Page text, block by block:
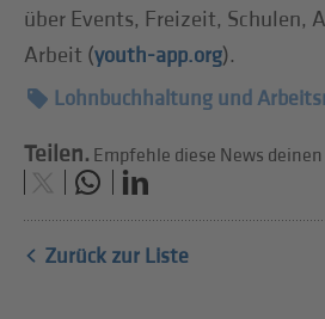
über Events, Freizeit, Schulen,
Arbeit (youth-app.org).
Lohnbuchhaltung und
Teilen. Empfehle diese News
Zurück zur Liste